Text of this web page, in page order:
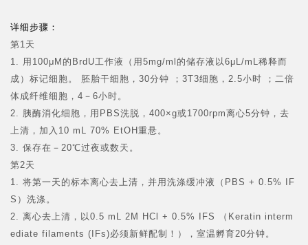
详细步骤：
第1天
1. 用100μM的BrdU工作液（用5mg/ml的储存液以6μL/mL稀释而
成）标记细胞。 胚胎干细胞，30分钟 ；3T3细胞，2.5小时 ；二倍
体成纤维细胞，4－6小时。
2. 胰酶消化细胞，用PBS洗脱，400×g或1700rpm离心5分钟，去
上清，加入10 mL 70% EtOH重悬。
3. 保存在－20℃过夜或数天。
第2天
1. 将第一天的标本离心去上清，并用洗涤缓冲液（PBS + 0.5% IF
S）洗涤。
2. 离心去上清，以0.5 mL 2M HCl + 0.5% IFS （Keratin interm
ediate filaments (IFs)必须新鲜配制！），室温孵育20分钟。